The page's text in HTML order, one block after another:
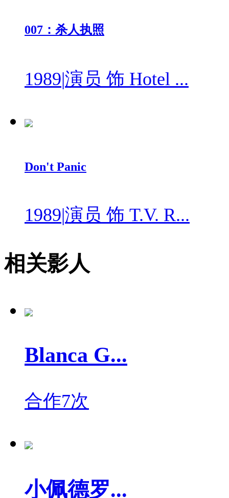
007：杀人执照
1989|演员 饰 Hotel ...
Don't Panic
1989|演员 饰 T.V. R...
相关影人
Blanca G...
合作7次
小佩德罗...